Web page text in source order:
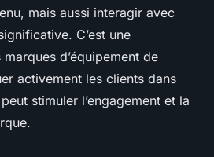
mais aussi interagir avec
C’est une
d’équipement de
activement les clients dans
stimuler l’engagement et la